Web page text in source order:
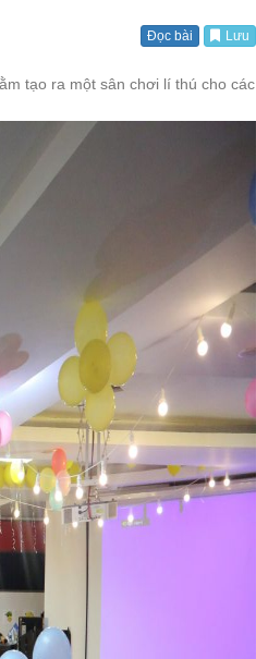
Đọc bài Lưu
tạo ra một sân chơi lí thú cho các